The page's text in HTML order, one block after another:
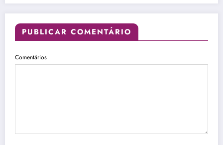
PUBLICAR COMENTÁRIO
Comentários